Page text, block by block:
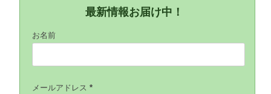
最新情報お届け中！
お名前
メールアドレス *